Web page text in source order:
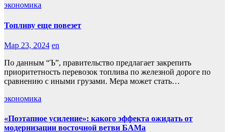
экономика
Топливу еще повезет
Мар 23, 2024 en
По данным “Ъ”, правительство предлагает закрепить
приоритетность перевозок топлива по железной дороге по
сравнению с иными грузами. Мера может стать…
экономика
«Поэтапное усиление»: какого эффекта ожидать от
модернизации восточной ветви БАМа